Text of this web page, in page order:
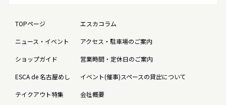
TOPページ
ニュース・イベント
ショップガイド
ESCA de 名古屋めし
テイクアウト特集
エスカコラム
アクセス・駐車場のご案内
営業時間・定休日のご案内
イベント(催事)スペースの貸出について
会社概要